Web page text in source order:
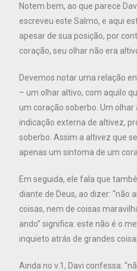
Notem bem, ao que parece
escreveu este Salmo, e aqui
apesar de sua posição, por
coração, seu olhar não era
Devemos notar uma relação
– um olhar altivo, com aquilo
um coração soberbo. Um
indicação externa de altivez,
soberbo. Assim a altivez que
apenas um sintoma de um
Em seguida, ele fala que
diante de Deus, ao dizer: “não
coisas, nem de coisas
ando” significa: este não é o
inquieto atrás de grandes
Ainda no v.1, Davi confessa: